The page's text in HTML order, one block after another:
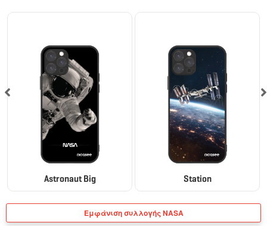
Astronaut Big Station
Εμφάνιση συλλογής NASA